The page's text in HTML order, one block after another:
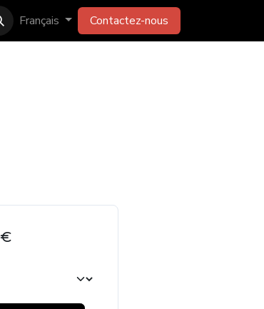
Français Contactez-​​​​​​​​​​nous
€